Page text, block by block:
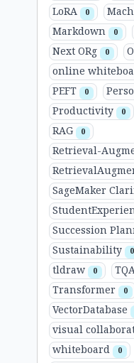
LoRA 0
Markdown 0
Next ORg 0
online
PEFT 0
Productivity 0
RAG 0
Retrieval-
SageMaker
Succession
Sustainability 0
tldraw 0
Transformer 0
VectorDatabase
visual
whiteboard 0